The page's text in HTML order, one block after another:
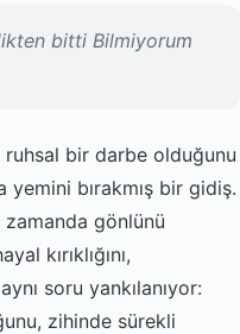
bitti Bilmiyorum
ruhsal bir darbe olduğunu
yemini bırakmış bir gidiş.
zamanda gönlünü
kırıklığını,
soru yankılanıyor:
zihinde sürekli